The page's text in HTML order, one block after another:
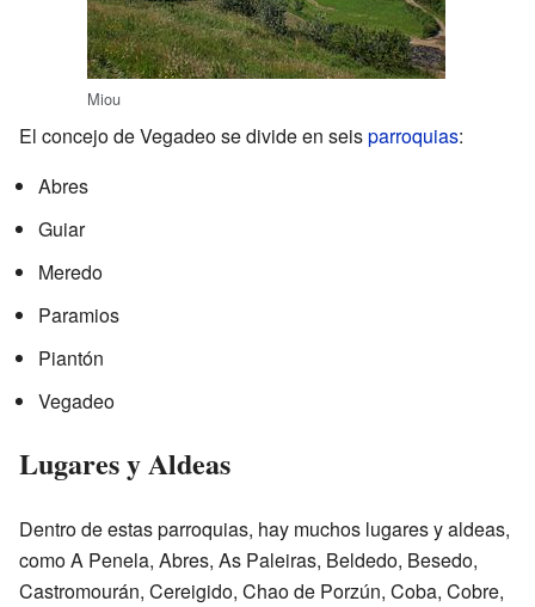
Miou
El concejo de Vegadeo se divide en seisparroquias:
Abres
Guiar
Meredo
Paramios
Piantón
Vegadeo
Lugares y Aldeas
Dentro de estas parroquias, hay muchos lugares y aldeas,
como A Penela, Abres, As Paleiras, Beldedo, Besedo,
Castromourán, Cereigido, Chao de Porzún, Coba, Cobre,